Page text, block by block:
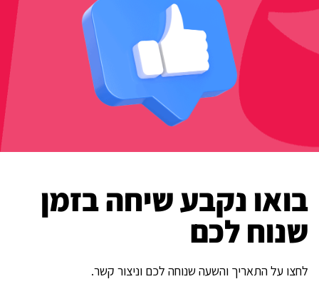
בואו נקבע שיחה בזמן
שנוח לכם
לחצו על התאריך והשעה שנוחה לכם וניצור קשר.